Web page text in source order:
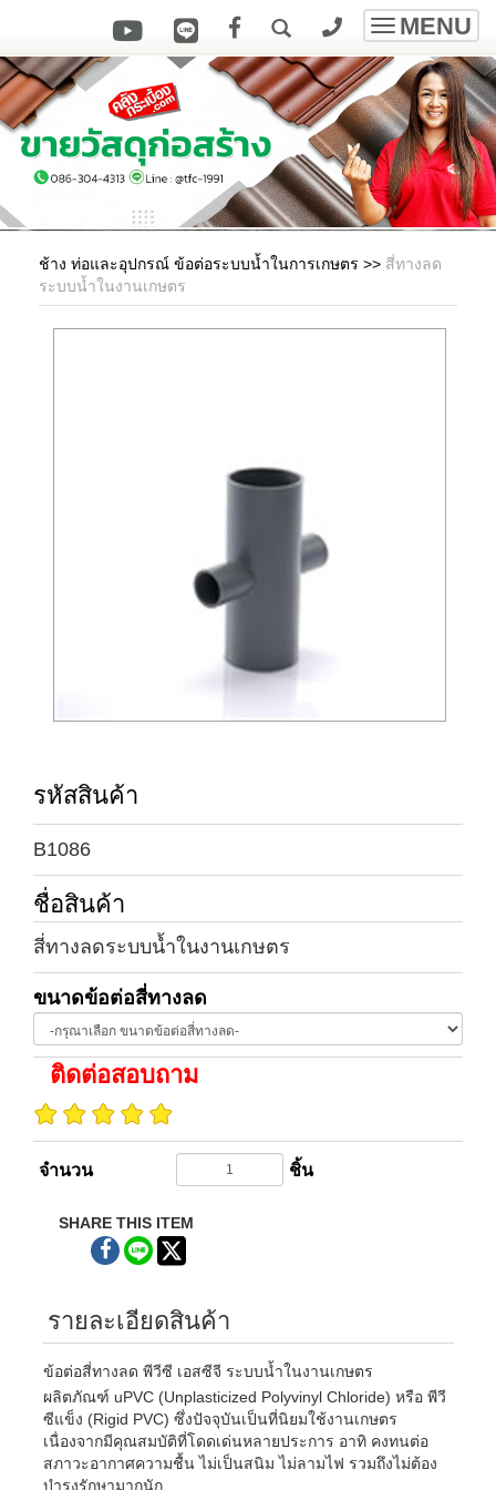
Toggle
MENU
ช้าง ท่อและอุปกรณ์ ข้อต่อระบบน้ำในการเกษตร >> สี่ทางลด
ระบบน้ำในงานเกษตร
รหัสสินค้า
B1086
ชื่อสินค้า
สี่ทางลดระบบน้ำในงานเกษตร
ขนาดข้อต่อสี่ทางลด
ติดต่อสอบถาม
จำนวน ชิ้น
SHARE THIS ITEM
รายละเอียดสินค้า
ข้อต่อสี่ทางลด พีวีซี เอสซีจี ระบบน้ำในงานเกษตร
ผลิตภัณฑ์ uPVC (Unplasticized Polyvinyl Chloride) หรือ พีวี
ซีแข็ง (Rigid PVC) ซึ่งปัจจุบันเป็นที่นิยมใช้งานเกษตร
เนื่องจากมีคุณสมบัติที่โดดเด่นหลายประการ อาทิ คงทนต่อ
สภาวะอากาศความชื้น ไม่เป็นสนิม ไม่ลามไฟ รวมถึงไม่ต้อง
บำรุงรักษามากนัก